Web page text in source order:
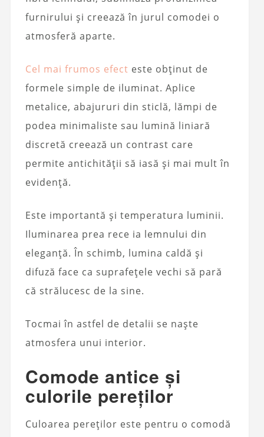
furnirului și creează în jurul comodei o
atmosferă aparte.
Cel mai frumos efect este obținut de
formele simple de iluminat. Aplice
metalice, abajururi din sticlă, lămpi de
podea minimaliste sau lumină liniară
discretă creează un contrast care
permite antichității să iasă și mai mult în
evidență.
Este importantă și temperatura luminii.
Iluminarea prea rece ia lemnului din
eleganță. În schimb, lumina caldă și
difuză face ca suprafețele vechi să pară
că strălucesc de la sine.
Tocmai în astfel de detalii se naște
atmosfera unui interior.
Comode antice și
culorile pereților
Culoarea pereților este pentru o comodă